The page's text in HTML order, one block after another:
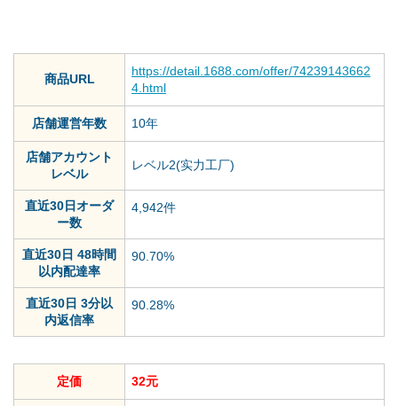
商品URL
https://detail.1688.com/offer/74239143662
4.html
店舗運営年数 10年
店舗アカウント
レベル
レベル2(实力工厂)
直近30日オーダ
ー数
4,942件
直近30日 48時間
以内配達率
90.70%
直近30日 3分以
内返信率
90.28%
定価 32元